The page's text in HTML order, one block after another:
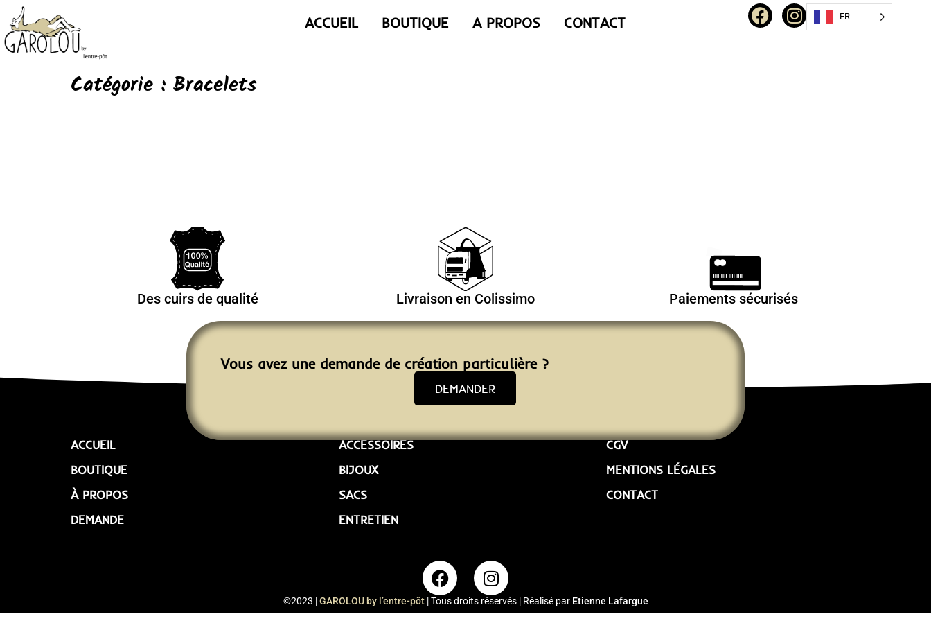
ACCUEIL BOUTIQUE A PROPOS CONTACT FR
Catégorie : Bracelets
Des cuirs de qualité Livraison en Colissimo Paiements sécurisés
Vous avez une demande de création particulière ?
DEMANDER
ACCUEIL
BOUTIQUE
À PROPOS
DEMANDE
ACCESSOIRES
BIJOUX
SACS
ENTRETIEN
CGV
MENTIONS LÉGALES
CONTACT
©2023 |GAROLOU by l’entre-pôt| Tous droits réservés | Réalisé par Etienne Lafargue